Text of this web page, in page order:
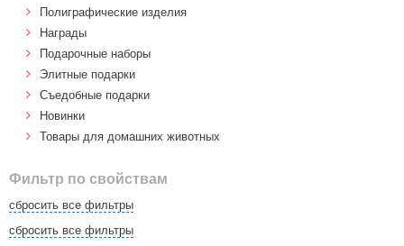
Полиграфические изделия
Награды
Подарочные наборы
Элитные подарки
Cъедобные подарки
Новинки
Товары для домашних животных
Фильтр по свойствам
сбросить все фильтры
сбросить все фильтры